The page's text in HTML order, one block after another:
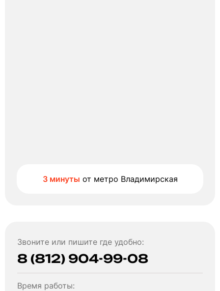
3 минуты от метро Владимирская
Звоните или пишите где удобно:
8 (812) 904-99-08
Время работы: